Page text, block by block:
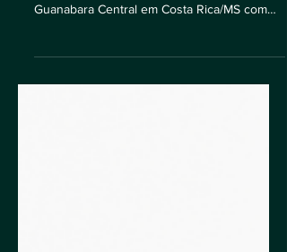
Guanabara Central em Costa Rica/MS com